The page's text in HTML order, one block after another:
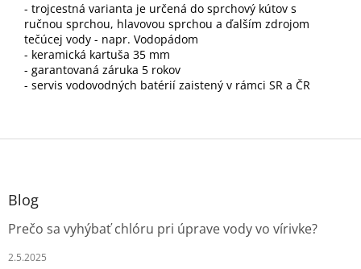
- trojcestná varianta je určená do sprchový kútov s
ručnou sprchou, hlavovou sprchou a ďalším zdrojom
tečúcej vody - napr. Vodopádom
- keramická kartuša 35 mm
- garantovaná záruka 5 rokov
- servis vodovodných batérií zaistený v rámci SR a ČR
Z
Blog
Prečo sa vyhýbať chlóru pri úprave vody vo vírivke?
2.5.2025